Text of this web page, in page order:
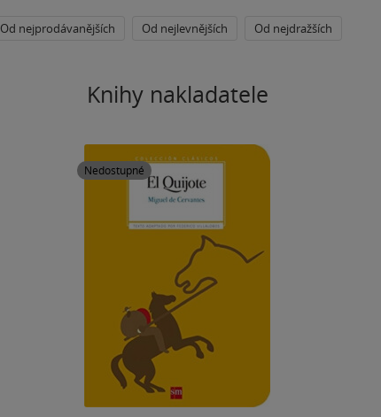
Od nejprodávanějších Od nejlevnějších Od nejdražších
Knihy nakladatele
Nedostupné